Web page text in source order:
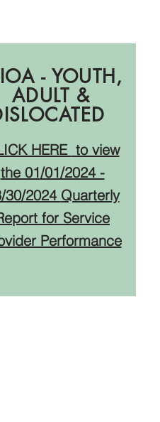
- YOUTH,
ADULT &
HERE to view
the 01/01/2024 -
30/2024 Quarterly
for Service
Performance